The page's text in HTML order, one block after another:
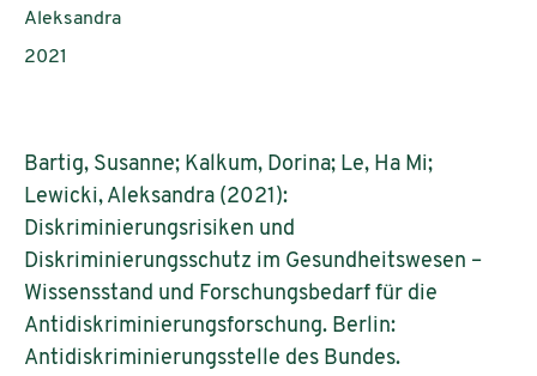
Aleksandra
Publikationsjahr:
2021
Bartig, Susanne; Kalkum, Dorina; Le, Ha Mi;
Lewicki, Aleksandra (2021):
Diskriminierungsrisiken und
Diskriminierungsschutz im Gesundheitswesen –
Wissensstand und Forschungsbedarf für die
Antidiskriminierungsforschung. Berlin:
Antidiskriminierungsstelle des Bundes.